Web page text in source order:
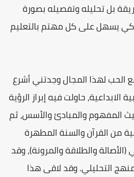
بل تحليله وتفصيله بصورة
يسهل على كل مهتم بالتعليم
الحب لهذا المجال وجدتني أشرع
حاولت فيه إبراز الرؤية
المفهوم والمبادئ والأسس، ثم
من القرآن والسنة المطهرة
(الأصالة والطلاقة والمرونة)، وقد
التحليلي. وقد لاقى هذا